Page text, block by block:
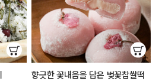
향긋한 꽃내음을 담은 벚꽃찹쌀떡